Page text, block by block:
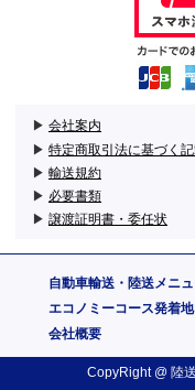
▶ 会社案内
▶ 特定商取引法に基づく
▶ 輸送規約
▶ 必要書類
▶ 譲渡証明書・委任状
自動車輸送・陸送メニ
エコノミーコース発着地
会社概要
CopyRight @ 陸